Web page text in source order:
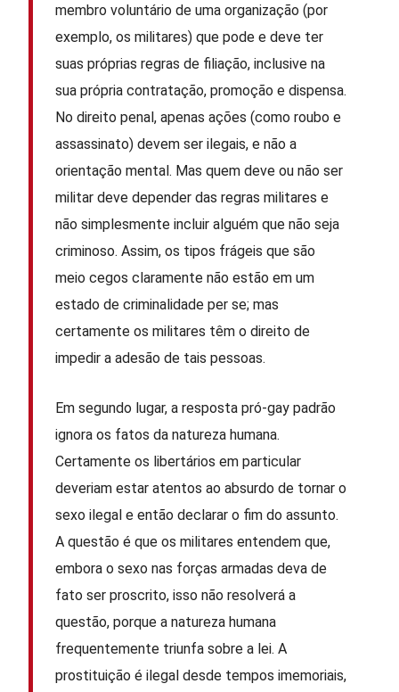
membro voluntário de uma organização (por
exemplo, os militares) que pode e deve ter
suas próprias regras de filiação, inclusive na
sua própria contratação, promoção e dispensa.
No direito penal, apenas ações (como roubo e
assassinato) devem ser ilegais, e não a
orientação mental. Mas quem deve ou não ser
militar deve depender das regras militares e
não simplesmente incluir alguém que não seja
criminoso. Assim, os tipos frágeis que são
meio cegos claramente não estão em um
estado de criminalidade per se; mas
certamente os militares têm o direito de
impedir a adesão de tais pessoas.
Em segundo lugar, a resposta pró-gay padrão
ignora os fatos da natureza humana.
Certamente os libertários em particular
deveriam estar atentos ao absurdo de tornar o
sexo ilegal e então declarar o fim do assunto.
A questão é que os militares entendem que,
embora o sexo nas forças armadas deva de
fato ser proscrito, isso não resolverá a
questão, porque a natureza humana
frequentemente triunfa sobre a lei. A
prostituição é ilegal desde tempos imemoriais,